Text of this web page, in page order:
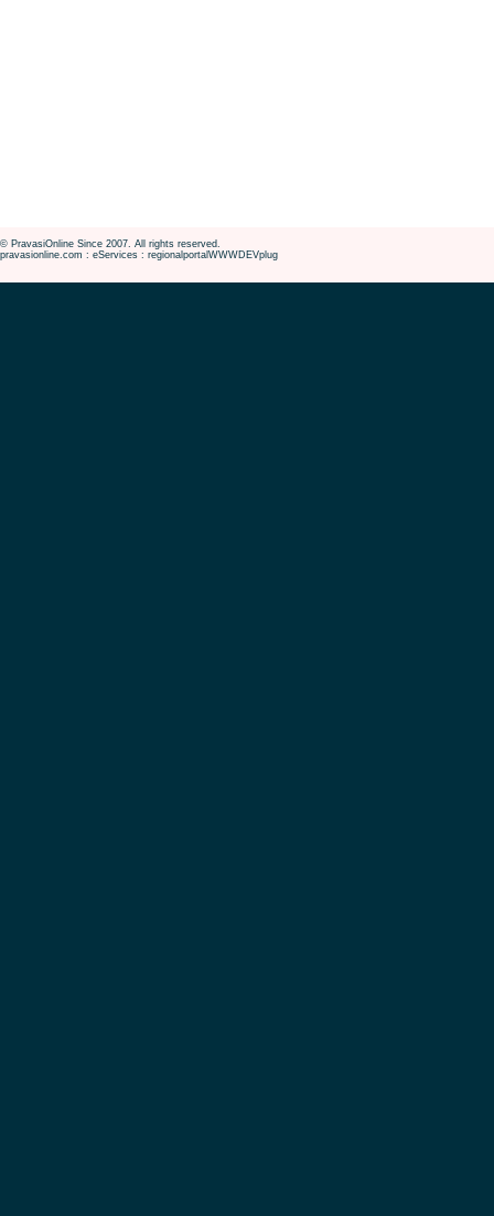
© PravasiOnline Since 2007. All rights reserved.
pravasionline.com : eServices : regionalportalWWWDEVplug